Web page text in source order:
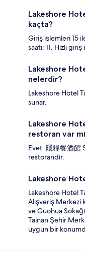
Lakeshore
kaçta?
Giriş işlemleri 15
saati: 11. Hızlı
Lakeshore
nelerdir?
Lakeshore Hotel
sunar.
Lakeshore
restoran var
Evet. 隱糧餐酒館
restorandır.
Lakeshore
Lakeshore Hotel
Alışveriş Merkezi
ve Guohua
Tainan Şehir
uygun bir